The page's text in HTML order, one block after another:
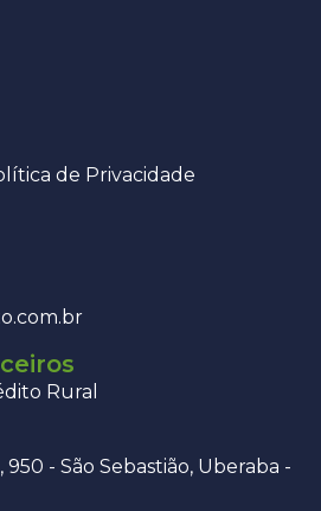
de Privacidade
Rural
- São Sebastião, Uberaba -